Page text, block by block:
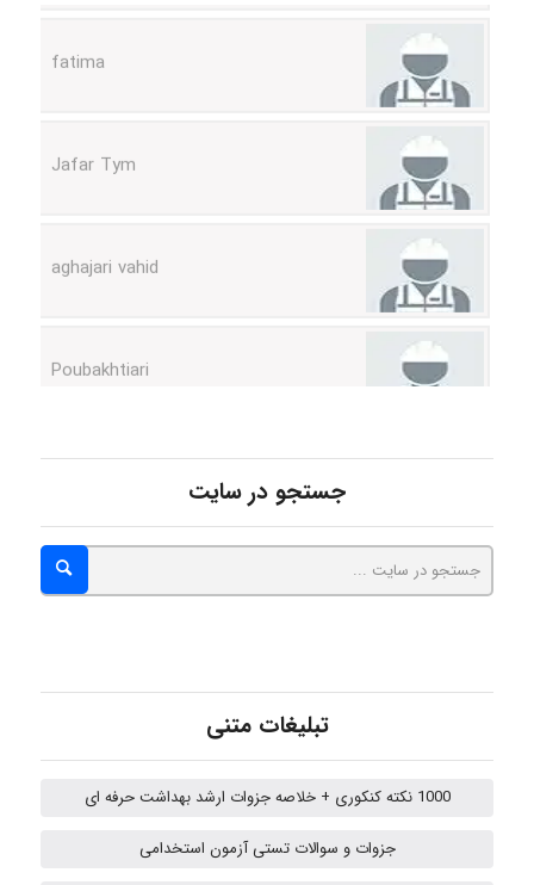
Kati
emami
ehtesham
جستجو در سایت
تبلیغات متنی
1000 نکته کنکوری + خلاصه جزوات ارشد بهداشت حرفه ای
جزوات و سوالات تستی آزمون استخدامی